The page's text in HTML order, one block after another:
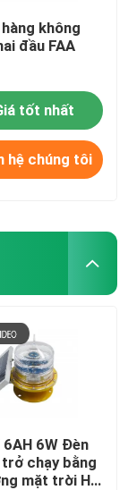
không
đầu FAA
tốt nhất
hệ chúng tôi
6W Đèn
trở chạy bằng
mặt trời Hỗ